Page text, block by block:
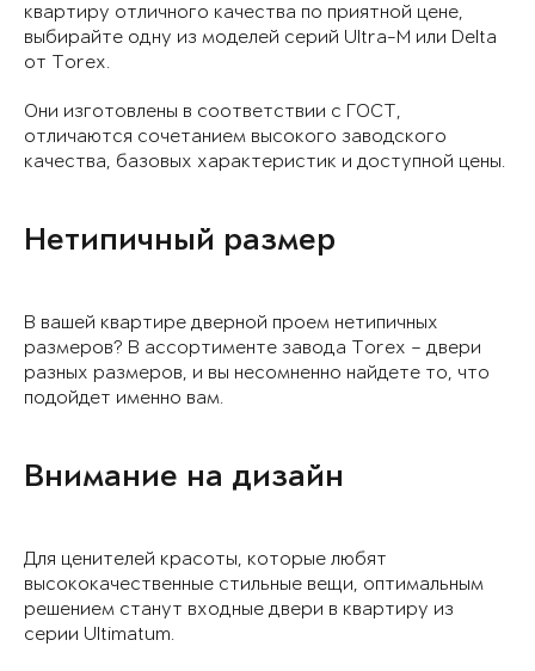
квартиру отличного качества по приятной цене,
выбирайте одну из моделей серий Ultra-M или Delta
от Torex.
Они изготовлены в соответствии с ГОСТ,
отличаются сочетанием высокого заводского
качества, базовых характеристик и доступной цены.
Нетипичный размер
В вашей квартире дверной проем нетипичных
размеров? В ассортименте завода Torex – двери
разных размеров, и вы несомненно найдете то, что
подойдет именно вам.
Внимание на дизайн
Для ценителей красоты, которые любят
высококачественные стильные вещи, оптимальным
решением станут входные двери в квартиру из
серии Ultimatum.